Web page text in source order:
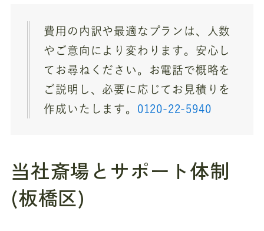
費用の内訳や最適なプランは、人数
やご意向により変わります。安心し
てお尋ねください。お電話で概略を
ご説明し、必要に応じてお見積りを
作成いたします。 0120-22-5940
当社斎場とサポート体制
(板橋区)